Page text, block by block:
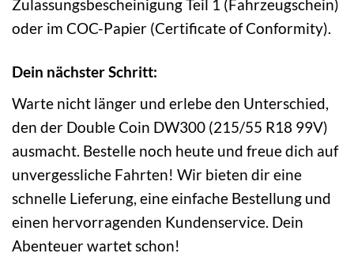
Zulassungsbescheinigung Teil 1 (Fahrzeugschein)
oder im COC-Papier (Certificate of Conformity).
Dein nächster Schritt:
Warte nicht länger und erlebe den Unterschied,
den der Double Coin DW300 (215/55 R18 99V)
ausmacht. Bestelle noch heute und freue dich auf
unvergessliche Fahrten! Wir bieten dir eine
schnelle Lieferung, eine einfache Bestellung und
einen hervorragenden Kundenservice. Dein
Abenteuer wartet schon!